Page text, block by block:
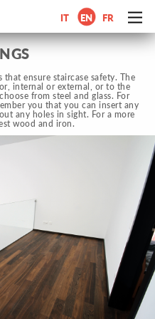
IT EN FR
that ensure staircase safety. The
internal or external, or to the
from steel and glass. For
you that you can insert any
any holes in sight. For a more
wood and iron.